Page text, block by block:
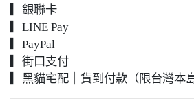
▎銀聯卡
▎LINE Pay
▎PayPal
▎街口支付
▎黑貓宅配｜貨到付款（限台灣本島